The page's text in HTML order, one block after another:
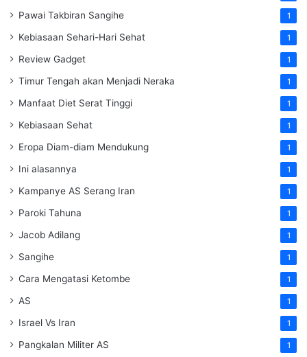
Pawai Takbiran Sangihe 1
Kebiasaan Sehari-Hari Sehat 1
Review Gadget 1
Timur Tengah akan Menjadi Neraka 1
Manfaat Diet Serat Tinggi 1
Kebiasaan Sehat 1
Eropa Diam-diam Mendukung 1
Ini alasannya 1
Kampanye AS Serang Iran 1
Paroki Tahuna 1
Jacob Adilang 1
Sangihe 1
Cara Mengatasi Ketombe 1
AS 1
Israel Vs Iran 1
Pangkalan Militer AS 1